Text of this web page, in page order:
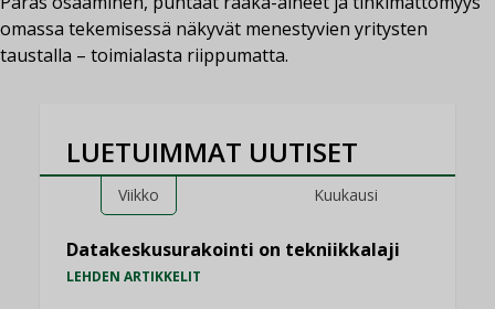
omassa tekemisessä näkyvät menestyvien yritysten
taustalla – toimialasta riippumatta.
LUETUIMMAT UUTISET
Viikko Kuukausi
Datakeskusurakointi on tekniikkalaji
LEHDEN ARTIKKELIT